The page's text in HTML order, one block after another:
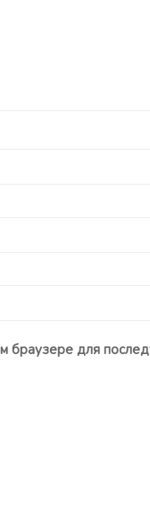
браузере для